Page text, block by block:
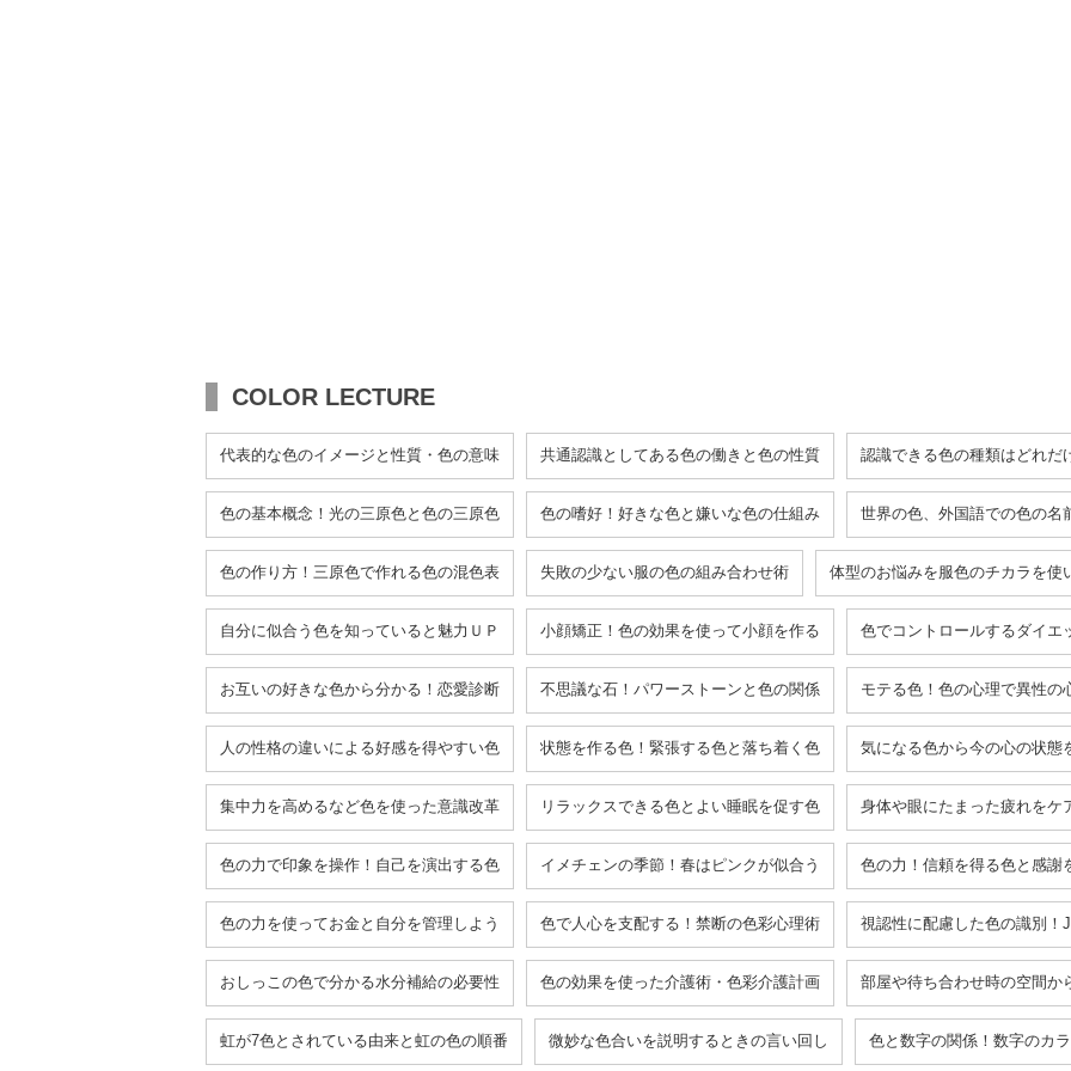
COLOR LECTURE
代表的な色のイメージと性質・色の意味 共通認識としてある色の働きと色の性質 認識できる色の種類はどれだ
色の基本概念！光の三原色と色の三原色 色の嗜好！好きな色と嫌いな色の仕組み 世界の色、外国語での色の名
色の作り方！三原色で作れる色の混色表 失敗の少ない服の色の組み合わせ術 体型のお悩みを服色のチカラを使
自分に似合う色を知っていると魅力ＵＰ 小顔矯正！色の効果を使って小顔を作る 色でコントロールするダイエ
お互いの好きな色から分かる！恋愛診断 不思議な石！パワーストーンと色の関係 モテる色！色の心理で異性の
人の性格の違いによる好感を得やすい色 状態を作る色！緊張する色と落ち着く色 気になる色から今の心の状態
集中力を高めるなど色を使った意識改革 リラックスできる色とよい睡眠を促す色 身体や眼にたまった疲れをケ
色の力で印象を操作！自己を演出する色 イメチェンの季節！春はピンクが似合う 色の力！信頼を得る色と感謝
色の力を使ってお金と自分を管理しよう 色で人心を支配する！禁断の色彩心理術 視認性に配慮した色の識別！
おしっこの色で分かる水分補給の必要性 色の効果を使った介護術・色彩介護計画 部屋や待ち合わせ時の空間か
虹が7色とされている由来と虹の色の順番 微妙な色合いを説明するときの言い回し 色と数字の関係！数字のカ